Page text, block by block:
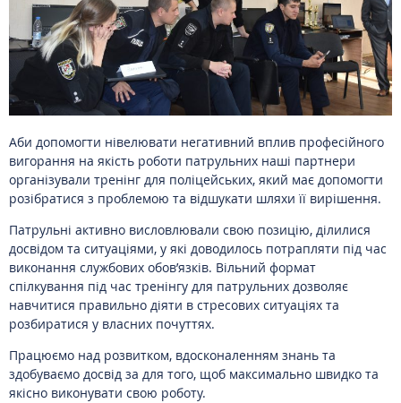
Аби допомогти нівелювати негативний вплив професійного
вигорання на якість роботи патрульних наші партнери
організували тренінг для поліцейських, який має допомогти
розібратися з проблемою та відшукати шляхи її вирішення.
Патрульні активно висловлювали свою позицію, ділилися
досвідом та ситуаціями, у які доводилось потрапляти під час
виконання службових обов’язків. Вільний формат
спілкування під час тренінгу для патрульних дозволяє
навчитися правильно діяти в стресових ситуаціях та
розбиратися у власних почуттях.
Працюємо над розвитком, вдосконаленням знань та
здобуваємо досвід за для того, щоб максимально швидко та
якісно виконувати свою роботу.